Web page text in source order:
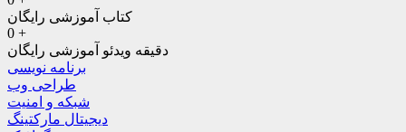
کتاب آموزشی رایگان
0 +
دقیقه ویدئو آموزشی رایگان
برنامه نویسی
طراحی وب
شبکه و امنیت
دیجیتال مارکتینگ